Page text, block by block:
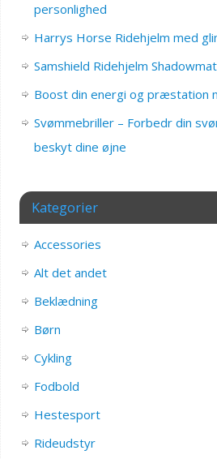
personlighed
Harrys Horse Ridehjelm med
Samshield Ridehjelm
Boost din energi og præstation
Svømmebriller – Forbedr din
beskyt dine øjne
Kategorier
Accessories
Alt det andet
Beklædning
Børn
Cykling
Fodbold
Hestesport
Rideudstyr